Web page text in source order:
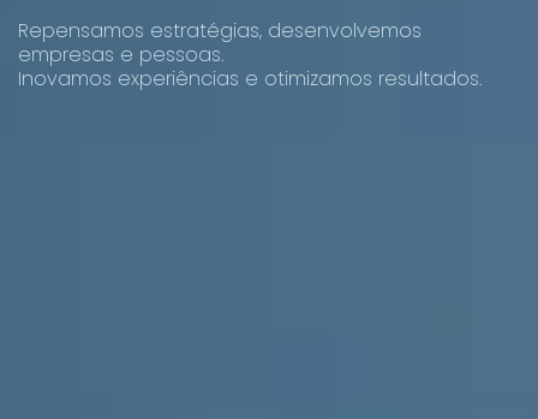
Repensamos estratégias, desenvolvemos
empresas e pessoas.
Inovamos experiências e otimizamos resultados.